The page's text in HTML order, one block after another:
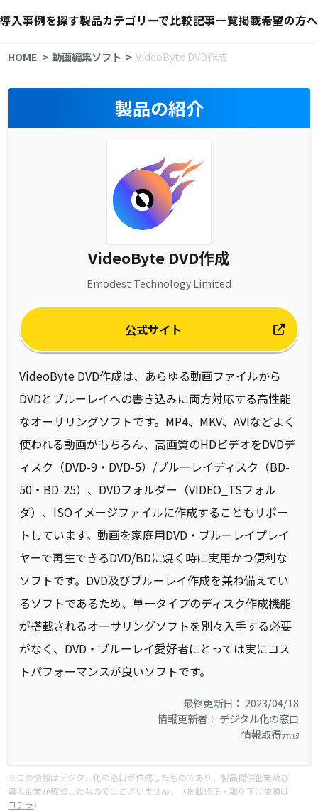
導入事例を探す製品カテゴリーで比較記事一覧掲載希望の方へ
HOME 動画編集ソフト VideoByte DVD作成
製品の紹介
VideoByte DVD作成
Emodest Technology Limited
公式サイト
VideoByte DVD作成は、あらゆる動画ファイルから
DVDとブルーレイへの書き込みに両方対応する高性能
なオーサリングソフトです。MP4、MKV、AVIなどよく
使われる動画がもちろん、高画質のHDビデオをDVDデ
ィスク（DVD-9・DVD-5）/ブルーレイディスク（BD-
50・BD-25）、DVDフォルダー（VIDEO_TSフォル
ダ）、ISOイメージファイルに作成することもサポー
トしています。動画を家庭用DVD・ブルーレイプレイ
ヤーで再生できるDVD/BDに焼く時に実用かつ便利な
ソフトです。DVD及びブルーレイ作成を兼ね備えてい
るソフトであるため、単一タイプのディスク作成機能
が搭載されるオーサリングソフトを別々入手する必要
がなく、DVD・ブルーレイ愛好者にとっては実にコス
トパフォーマンスが良いソフトです。
最終更新日： 2023/04/18
情報更新者： デジタル化の窓口
情報取得元
※この情報はデジタル化の窓口が作成したものであり、製品提供企業及び
導入企業が確認したものではございません。（掲載修正・取り下げ依頼は
コチラ）